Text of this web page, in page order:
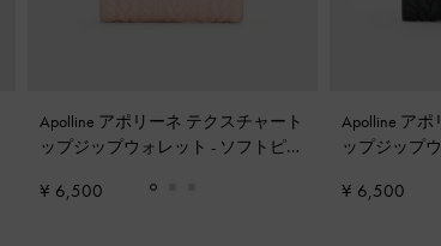
Apolline アポリーネ テクスチャート
ップジップウォレット - ソフトピン
¥ 6,500
Apolline ア
ップジップ
¥ 6,500